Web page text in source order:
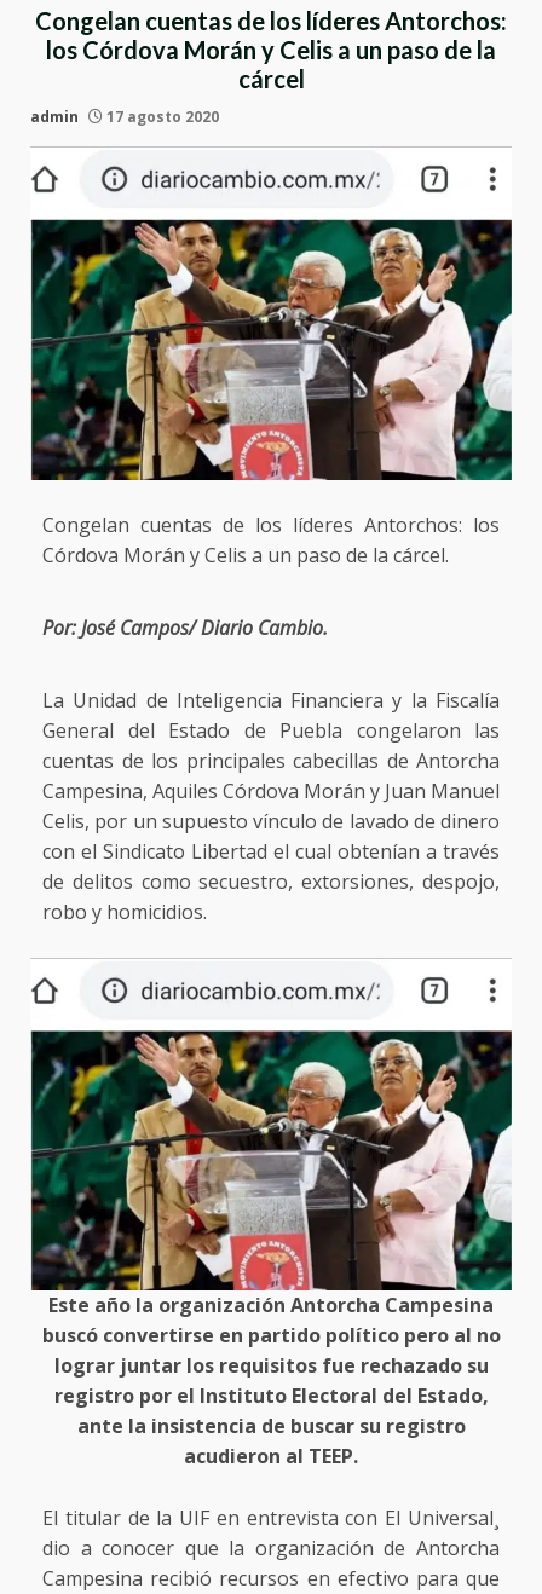
Congelan cuentas de los líderes Antorchos:
los Córdova Morán y Celis a un paso de la
cárcel
admin 17 agosto 2020
Congelan cuentas de los líderes Antorchos: los
Córdova Morán y Celis a un paso de la cárcel.
Por: José Campos/ Diario Cambio.
La Unidad de Inteligencia Financiera y la Fiscalía
General del Estado de Puebla congelaron las
cuentas de los principales cabecillas de Antorcha
Campesina, Aquiles Córdova Morán y Juan Manuel
Celis, por un supuesto vínculo de lavado de dinero
con el Sindicato Libertad el cual obtenían a través
de delitos como secuestro, extorsiones, despojo,
robo y homicidios.
Este año la organización Antorcha Campesina
buscó convertirse en partido político pero al no
lograr juntar los requisitos fue rechazado su
registro por el Instituto Electoral del Estado,
ante la insistencia de buscar su registro
acudieron al TEEP.
El titular de la UIF en entrevista con El Universal¸
dio a conocer que la organización de Antorcha
Campesina recibió recursos en efectivo para que